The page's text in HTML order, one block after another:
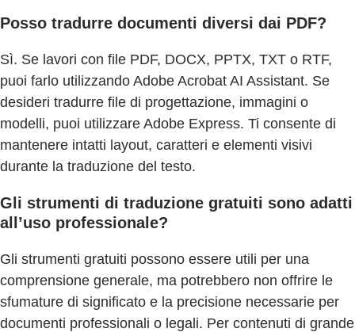
Posso tradurre documenti diversi dai PDF?
Sì. Se lavori con file PDF, DOCX, PPTX, TXT o RTF,
puoi farlo utilizzando Adobe Acrobat AI Assistant. Se
desideri tradurre file di progettazione, immagini o
modelli, puoi utilizzare Adobe Express. Ti consente di
mantenere intatti layout, caratteri e elementi visivi
durante la traduzione del testo.
Gli strumenti di traduzione gratuiti sono adatti
all’uso professionale?
Gli strumenti gratuiti possono essere utili per una
comprensione generale, ma potrebbero non offrire le
sfumature di significato e la precisione necessarie per
documenti professionali o legali. Per contenuti di grande